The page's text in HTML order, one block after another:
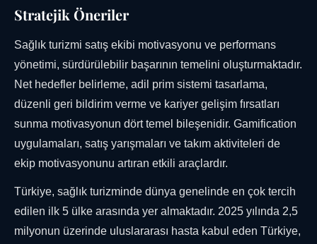
Stratejik Öneriler
Sağlık turizmi satış ekibi motivasyonu ve performans
yönetimi, sürdürülebilir başarının temelini oluşturmaktadır.
Net hedefler belirleme, adil prim sistemi tasarlama,
düzenli geri bildirim verme ve kariyer gelişim fırsatları
sunma motivasyonun dört temel bileşenidir. Gamification
uygulamaları, satış yarışmaları ve takım aktiviteleri de
ekip motivasyonunu artıran etkili araçlardır.
Türkiye, sağlık turizminde dünya genelinde en çok tercih
edilen ilk 5 ülke arasında yer almaktadır. 2025 yılında 2,5
milyonun üzerinde uluslararası hasta kabul eden Türkiye,